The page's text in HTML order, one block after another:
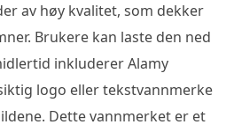
av høy kvalitet, som dekker
Brukere kan laste den ned
inkluderer Alamy
logo eller tekstvannmerke
Dette vannmerket er et